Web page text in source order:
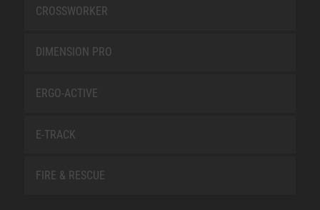
CROSSWORKER
DIMENSION PRO
ERGO-ACTIVE
E-TRACK
FIRE & RESCUE